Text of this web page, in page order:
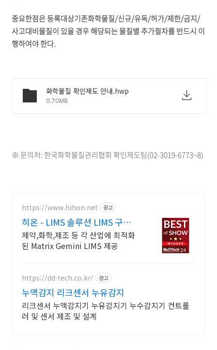
중요한점은 등록대상기존화학물질/신규/유독/허가/제한/금지/
사고대비물질이 있을 경우 해당되는 물질별 추가절차를 반드시 이
행하여야 한다.
화학물질 확인제도 안내.hwp
0.70MB
※ 문의처: 한국화학물질관리협회 확인제도팀(02-3019-6773~8)
https://www.hihon.net 광고
히온 - LIMS 솔루션 LIMS 구축
및 판매
제약,화학,제조 등 각 산업에 최적화
된 Matrix Gemini LIMS 제공
https://dd-tech.co.kr/ 광고
누액감지 리크센서 누유감지
리크센서 누액감지기 누유감지기 누수감지기 컨트롤
러 및 센서 제조 및 설계